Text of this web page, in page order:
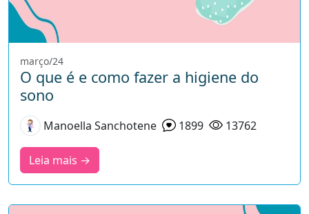
março/24
O que é e como fazer a higiene do
sono
Manoella Sanchotene 1899 13762
Leia mais →